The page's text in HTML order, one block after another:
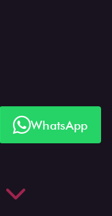
WhatsApp